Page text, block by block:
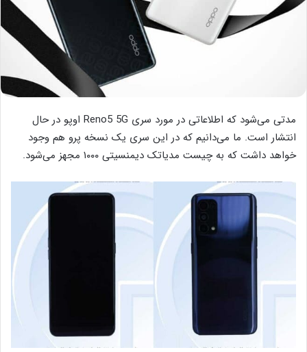
مدتی می‌شود که اطلاعاتی در مورد سری Reno5 5G اوپو در حال
انتشار است. ما می‌دانیم که در این سری یک نسخه پرو هم وجود
خواهد داشت که به چیست مدیاتک دیمنسیتی ۱۰۰۰ مجهز می‌شود.